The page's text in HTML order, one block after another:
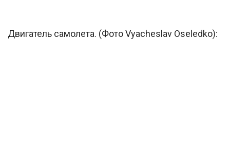
Двигатель самолета. (Фото Vyacheslav Oseledko):